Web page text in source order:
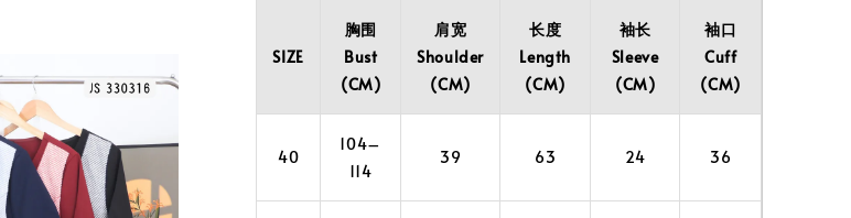
SIZE
胸围
Bust
(CM)
肩宽
Shoulder
(CM)
长度
Length
(CM)
袖长
Sleeve
(CM)
袖口
Cuff
(CM)
40
104–
114
39 63 24 36